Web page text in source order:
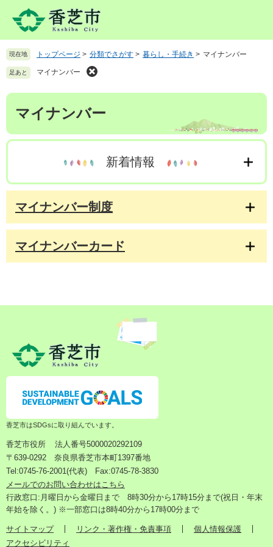
先
頭
す
を
飛
し
文
へ
現在地 トップページ > 分類でさがす > 暮らし・手続き > マイナンバー
足あと マイナンバー
本
マイナンバー
新着情報
マイナンバー制度
マイナンバーカード
香芝市はSDGsに取り組んでいます。
香芝市役所
法人番号5000020292109
〒639-0292 奈良県香芝市本町1397番地
Tel:0745-76-2001(代表) Fax:0745-78-3830
メールでのお問い合わせはこちら
行政窓口:月曜日から金曜日まで 8時30分から17時15分まで(祝日・年末
年始を除く。) ※一部窓口は8時40分から17時00分まで
サイトマップ リンク・著作権・免責事項
個人情報保護
アクセシビリティ